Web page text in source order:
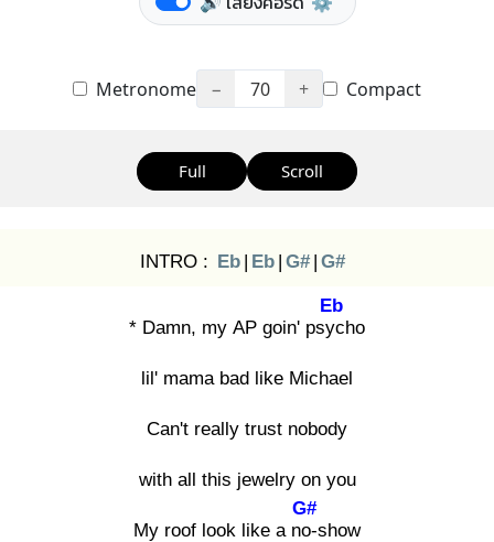
Metronome − 70 + Compact
Full Scroll
INTRO : Eb | Eb | G# | G#
* Damn, my AP goin' psyc
Eb
ho
lil' mama bad like Michael
Can't really trust nobody
with all this jewelry on you
My roof look like a no-
G#
show